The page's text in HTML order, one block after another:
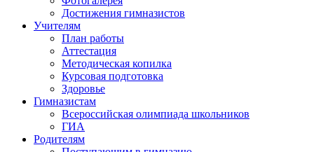
Достижения гимназистов
Учителям
План работы
Аттестация
Методическая копилка
Курсовая подготовка
Здоровье
Гимназистам
Всероссийская олимпиада школьников
ГИА
Родителям